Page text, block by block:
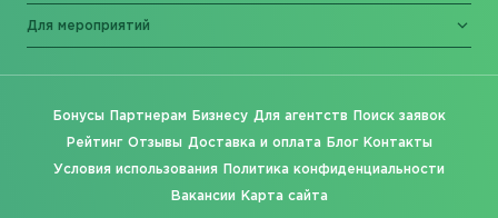
Для мероприятий
Бонусы Партнерам Бизнесу Для агентств Поиск заявок
Рейтинг Отзывы Доставка и оплата Блог Контакты
Условия использования Политика конфиденциальности
Вакансии Карта сайта